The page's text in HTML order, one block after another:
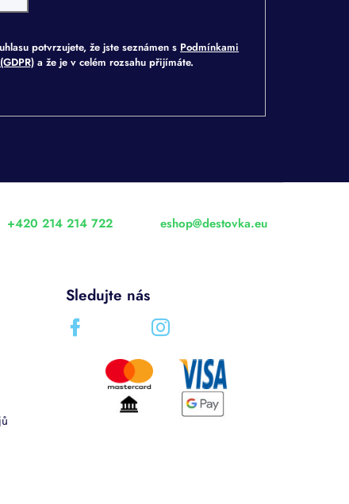
potvrzujete, že jste seznámen s Podmínkami
a že je v celém rozsahu přijímáte.
eshop@destovka.eu
+420 214 214 722
Sledujte nás